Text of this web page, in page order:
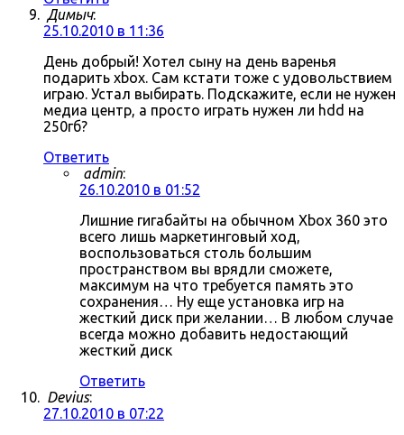
Димыч:
25.10.2010 в 11:36
День добрый! Хотел сыну на день варенья
подарить xbox. Сам кстати тоже с удовольствием
играю. Устал выбирать. Подскажите, если не нужен
медиа центр, а просто играть нужен ли hdd на
250гб?
Ответить
admin:
26.10.2010 в 01:52
Лишние гигабайты на обычном Xbox 360 это
всего лишь маркетинговый ход,
воспользоваться столь большим
пространством вы врядли сможете,
максимум на что требуется память это
сохранения… Ну еще установка игр на
жесткий диск при желании… В любом случае
всегда можно добавить недостающий
жесткий диск
Ответить
Devius:
27.10.2010 в 07:22